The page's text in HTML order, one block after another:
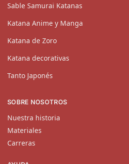
Sable Samurai Katanas
Katana Anime y Manga
Katana de Zoro
Katana decorativas
Tanto Japonés
SOBRE NOSOTROS
Nuestra historia
Materiales
Carreras